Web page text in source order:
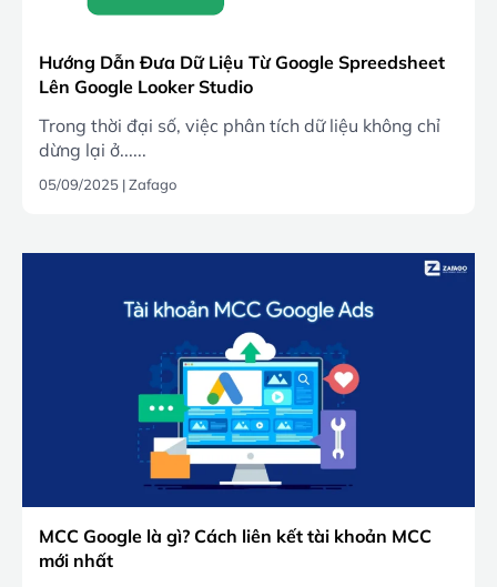
Hướng Dẫn Đưa Dữ Liệu Từ Google Spreedsheet
Lên Google Looker Studio
Trong thời đại số, việc phân tích dữ liệu không chỉ
dừng lại ở......
05/09/2025 |Zafago
MCC Google là gì? Cách liên kết tài khoản MCC
mới nhất